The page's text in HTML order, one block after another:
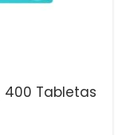
400 Tabletas